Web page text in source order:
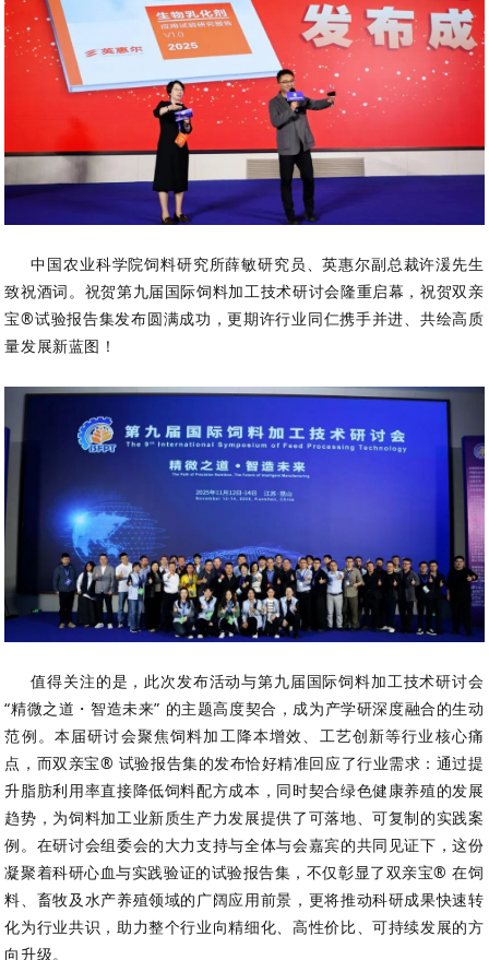
中国农业科学院饲料研究所薛敏研究员、英惠尔副总裁许湲先生
致祝酒词。祝贺第九届国际饲料加工技术研讨会隆重启幕，祝贺双亲
宝®试验报告集发布圆满成功，更期许行业同仁携手并进、共绘高质
量发展新蓝图！
值得关注的是，此次发布活动与第九届国际饲料加工技术研讨会
“精微之道・智造未来” 的主题高度契合，成为产学研深度融合的生动
范例。本届研讨会聚焦饲料加工降本增效、工艺创新等行业核心痛
点，而双亲宝® 试验报告集的发布恰好精准回应了行业需求：通过提
升脂肪利用率直接降低饲料配方成本，同时契合绿色健康养殖的发展
趋势，为饲料加工业新质生产力发展提供了可落地、可复制的实践案
例。在研讨会组委会的大力支持与全体与会嘉宾的共同见证下，这份
凝聚着科研心血与实践验证的试验报告集，不仅彰显了双亲宝® 在饲
料、畜牧及水产养殖领域的广阔应用前景，更将推动科研成果快速转
化为行业共识，助力整个行业向精细化、高性价比、可持续发展的方
向升级。